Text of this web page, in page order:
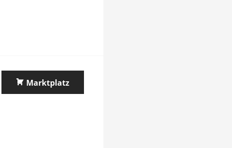
Marktplatz